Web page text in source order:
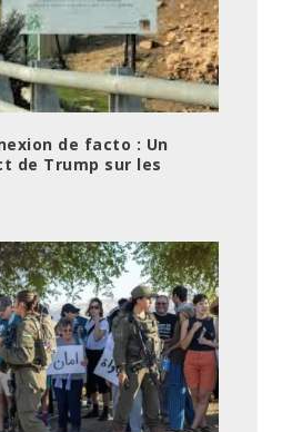
de facto : Un
de Trump sur les